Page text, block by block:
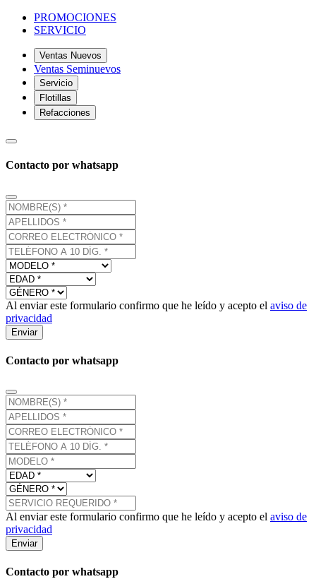
PROMOCIONES
SERVICIO
Ventas Nuevos
Ventas Seminuevos
Servicio
Flotillas
Refacciones
Contacto por whatsapp
Al enviar este formulario confirmo que he leído y acepto el aviso de
privacidad
Enviar
Contacto por whatsapp
Al enviar este formulario confirmo que he leído y acepto el aviso de
privacidad
Enviar
Contacto por whatsapp